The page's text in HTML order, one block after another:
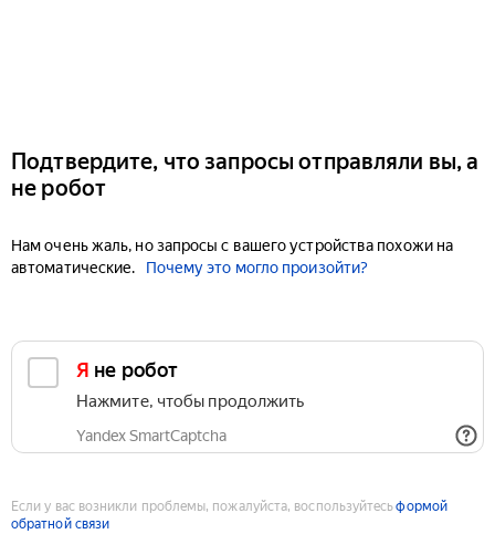
Подтвердите, что запросы отправляли вы, а
не робот
Нам очень жаль, но запросы с вашего устройства похожи на
автоматические.
Почему это могло произойти?
Я не робот
Нажмите, чтобы продолжить
Yandex SmartCaptcha
Если у вас возникли проблемы, пожалуйста, воспользуйтесьформой
обратной связи